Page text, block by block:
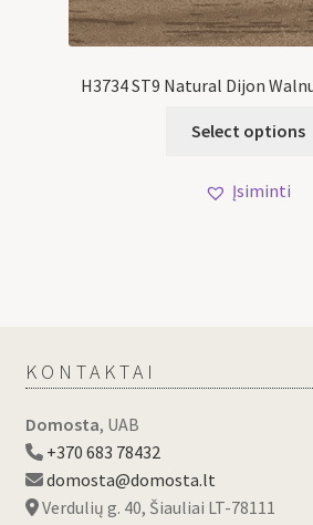
H3734 ST9 Natural Dijon
Select options
Įsiminti
KONTAKTAI
Domosta, UAB
+370 683 78432
domosta@domosta.lt
Verdulių g. 40, Šiauliai LT-78111